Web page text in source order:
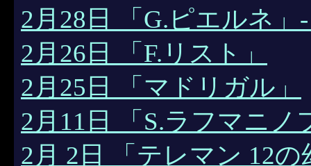
2月28日 「G.ピエルネ
2月26日 「F.リスト」
2月25日 「マドリガル」
2月11日 「S.ラフマニノ
2月 2日 「テレマン 12の